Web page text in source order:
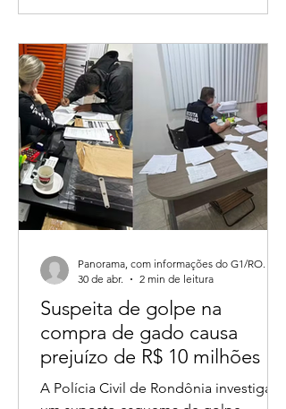
manifestação foi publicada nas redes
sociais após reunião com pequenos
agricultores.
Suspeita de golpe na
compra de gado causa
prejuízo de R$ 10 milhões e
30 de abr.
2 min de leitura